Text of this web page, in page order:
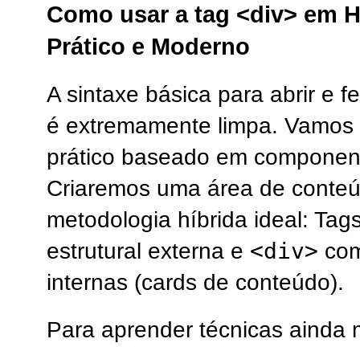
Como usar a tag <div> em
Prático e Moderno
A sintaxe básica para abrir e
é extremamente limpa.
prático baseado em
Criaremos uma área de
metodologia híbrida ideal:
estrutural externa e <div>
internas (cards de conteúdo).
Para aprender técnicas ainda